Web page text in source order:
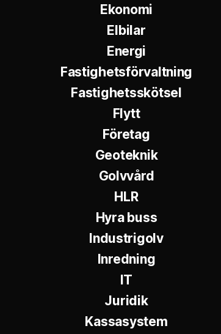
Ekonomi
Elbilar
Energi
Fastighetsförvaltning
Fastighetsskötsel
Flytt
Företag
Geoteknik
Golvvård
HLR
Hyra buss
Industrigolv
Inredning
IT
Juridik
Kassasystem